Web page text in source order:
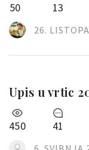
50 13
26.
Upis u vrtic
450 41